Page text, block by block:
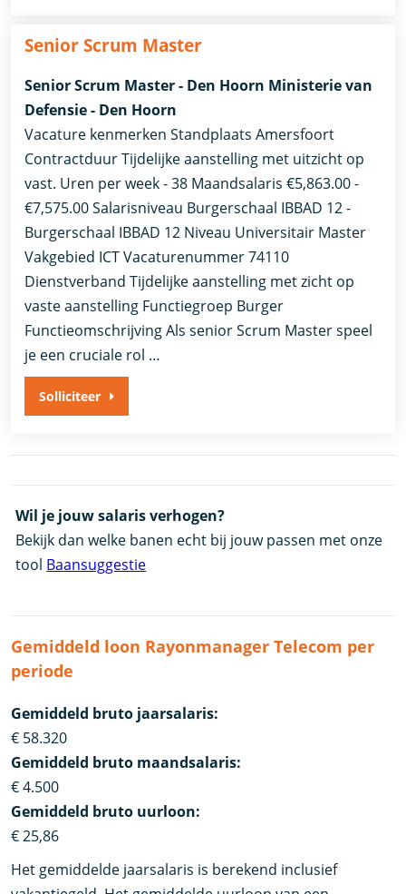
Senior Scrum Master
Senior Scrum Master - Den Hoorn Ministerie van
Defensie - Den Hoorn
Vacature kenmerken Standplaats Amersfoort
Contractduur Tijdelijke aanstelling met uitzicht op
vast. Uren per week - 38 Maandsalaris €5,863.00 -
€7,575.00 Salarisniveau Burgerschaal IBBAD 12 -
Burgerschaal IBBAD 12 Niveau Universitair Master
Vakgebied ICT Vacaturenummer 74110
Dienstverband ​Tijdelijke aanstelling met zicht op
vaste aanstelling​ Functiegroep Burger
Functieomschrijving Als senior Scrum Master speel
je een cruciale rol …
Solliciteer
Wil je jouw salaris verhogen?
Bekijk dan welke banen echt bij jouw passen met onze
tool Baansuggestie
Gemiddeld loon Rayonmanager Telecom per
periode
Gemiddeld bruto jaarsalaris:
€ 58.320
Gemiddeld bruto maandsalaris:
€ 4.500
Gemiddeld bruto uurloon:
€ 25,86
Het gemiddelde jaarsalaris is berekend inclusief